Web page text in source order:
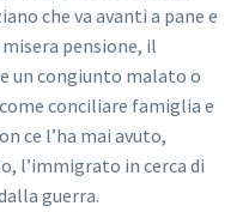
che va avanti a pane e
pensione, il
un congiunto malato o
conciliare famiglia e
ce l’ha mai avuto,
l’immigrato in cerca di
guerra.